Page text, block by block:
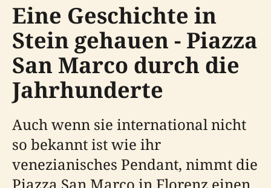
Eine Geschichte in
Stein gehauen - Piazza
San Marco durch die
Jahrhunderte
Auch wenn sie international nicht
so bekannt ist wie ihr
venezianisches Pendant, nimmt die